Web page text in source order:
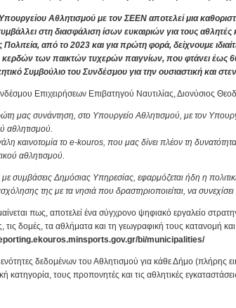
Αθλητισμού με τον ΣΕΕΝ αποτελεί μια
στη διασφάλιση ίσων ευκαιριών για τους
από το 2023 και για πρώτη φορά, δείχνουμε
κερδών των παικτών τυχερών παιγνίων, που φτάνει έως
Συμβούλιο του Συνδέσμου για την ουσιαστική και
Επιχειρήσεων Επιβατηγού Ναυτιλίας, Διονύσιος
μας συνάντηση, στο Υπουργείο Αθλητισμού, με τον
αθλητισμού.
καινοτομία το e-kouros, που μας δίνει πλέον τη
αθλητισμού.
με συμβάσεις Δημόσιας Υπηρεσίας, εφαρμόζεται ήδη η
της με τα νησιά που δραστηριοποιείται, να
πως, αποτελεί ένα σύγχρονο ψηφιακό εργαλείο
τις δομές, τα αθλήματα και τη γεωγραφική τους κατανομή
bi/municipalities/
ενότητες δεδομένων του Αθλητισμού για κάθε Δήμο
κατηγορία, τους προπονητές και τις αθλητικές